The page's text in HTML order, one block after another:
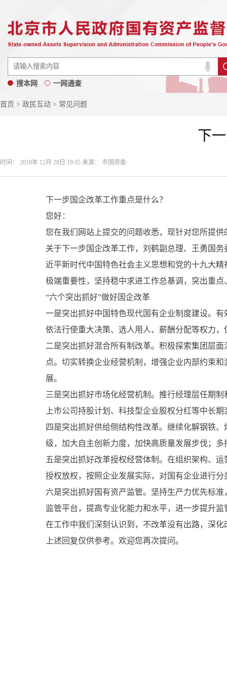
搜本网 一网通查
首页 > 政民互动 > 常见问题
下
时间： 2018年 12月 28日 19:05 来源： 市国资委
下一步国企改革工作重点是什么？
您好：
您在我们网站上提交的问题收悉，现针对您所提
关于下一步国企改革工作，刘鹤副总理、王勇国
近平新时代中国特色社会主义思想和党的十九大
极端重要性，坚持稳中求进工作总基调，突出重
“六个突出抓好”做好国企改革
一是突出抓好中国特色现代国有企业制度建设。
依法行使重大决策、选人用人、薪酬分配等权力
二是突出抓好混合所有制改革。积极探索集团层
点。切实转换企业经营机制，增强企业内部约束
展。
三是突出抓好市场化经营机制。推行经理层任期
上市公司持股计划、科技型企业股权分红等中长
四是突出抓好供给侧结构性改革。继续化解钢铁
级，加大自主创新力度，加快高质量发展步伐；
五是突出抓好改革授权经营体制。在组织架构、
授权放权，按照企业发展实际，对国有企业进行分
六是突出抓好国有资产监管。坚持生产力优先标
监管平台，提高专业化能力和水平，进一步提升
在工作中我们深刻认识到，不改革没有出路，深
上述回复仅供参考。欢迎您再次提问。